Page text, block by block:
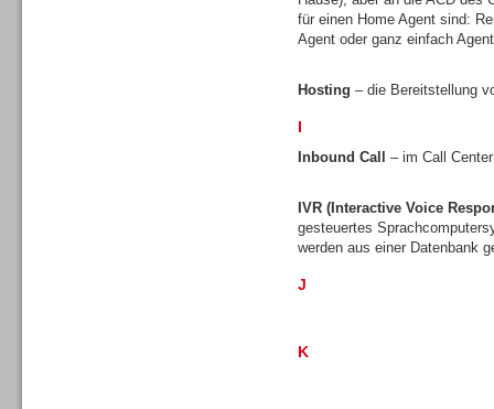
für einen Home Agent sind:
Agent oder ganz einfach
Hosting – die Bereitstellung
I
Inbound Call – im Call
IVR (Interactive Voice
gesteuertes
werden aus einer Datenbank
J
K